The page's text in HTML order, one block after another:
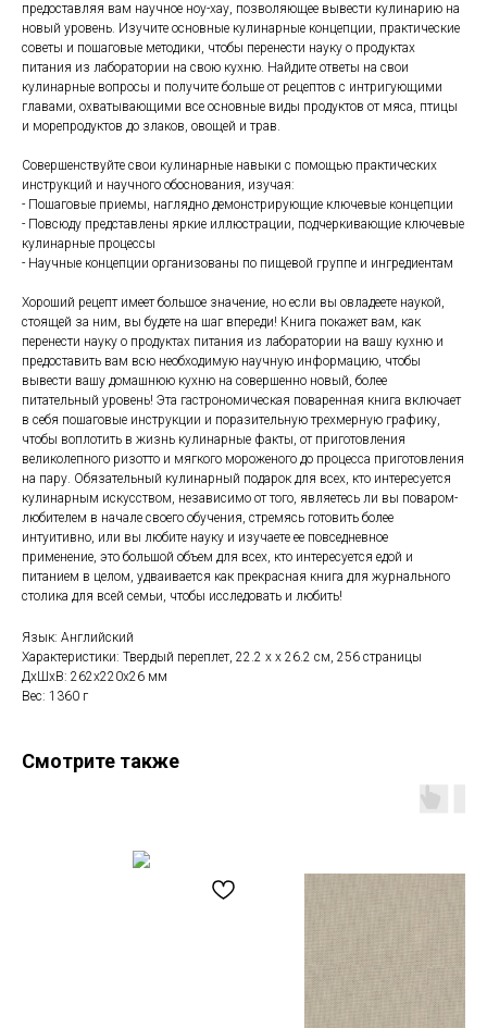
предоставляя вам научное ноу-хау, позволяющее вывести кулинарию на
новый уровень. Изучите основные кулинарные концепции, практические
советы и пошаговые методики, чтобы перенести науку о продуктах
питания из лаборатории на свою кухню. Найдите ответы на свои
кулинарные вопросы и получите больше от рецептов с интригующими
главами, охватывающими все основные виды продуктов от мяса, птицы
и морепродуктов до злаков, овощей и трав.
Совершенствуйте свои кулинарные навыки с помощью практических
инструкций и научного обоснования, изучая:
- Пошаговые приемы, наглядно демонстрирующие ключевые концепции
- Повсюду представлены яркие иллюстрации, подчеркивающие ключевые
кулинарные процессы
- Научные концепции организованы по пищевой группе и ингредиентам
Хороший рецепт имеет большое значение, но если вы овладеете наукой,
стоящей за ним, вы будете на шаг впереди! Книга покажет вам, как
перенести науку о продуктах питания из лаборатории на вашу кухню и
предоставить вам всю необходимую научную информацию, чтобы
вывести вашу домашнюю кухню на совершенно новый, более
питательный уровень! Эта гастрономическая поваренная книга включает
в себя пошаговые инструкции и поразительную трехмерную графику,
чтобы воплотить в жизнь кулинарные факты, от приготовления
великолепного ризотто и мягкого мороженого до процесса приготовления
на пару. Обязательный кулинарный подарок для всех, кто интересуется
кулинарным искусством, независимо от того, являетесь ли вы поваром-
любителем в начале своего обучения, стремясь готовить более
интуитивно, или вы любите науку и изучаете ее повседневное
применение, это большой объем для всех, кто интересуется едой и
питанием в целом, удваивается как прекрасная книга для журнального
столика для всей семьи, чтобы исследовать и любить!
Язык: Английский
Характеристики: Твердый переплет, 22.2 х х 26.2 см, 256 страницы
ДxШxВ: 262x220x26 мм
Вес: 1360 г
Смотрите также